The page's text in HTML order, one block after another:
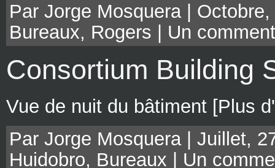
Par Jorge Mosquera |
Bureaux, Rogers Un
Consortium Building
Vue de nuit du bâtiment [Plus
Par Jorge Mosquera | Juillet,
Huidobro, Bureaux Un